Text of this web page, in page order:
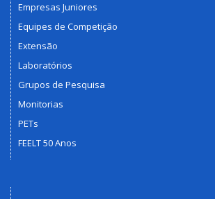
Empresas Juniores
Equipes de Competição
Extensão
Laboratórios
Grupos de Pesquisa
Monitorias
PETs
FEELT 50 Anos